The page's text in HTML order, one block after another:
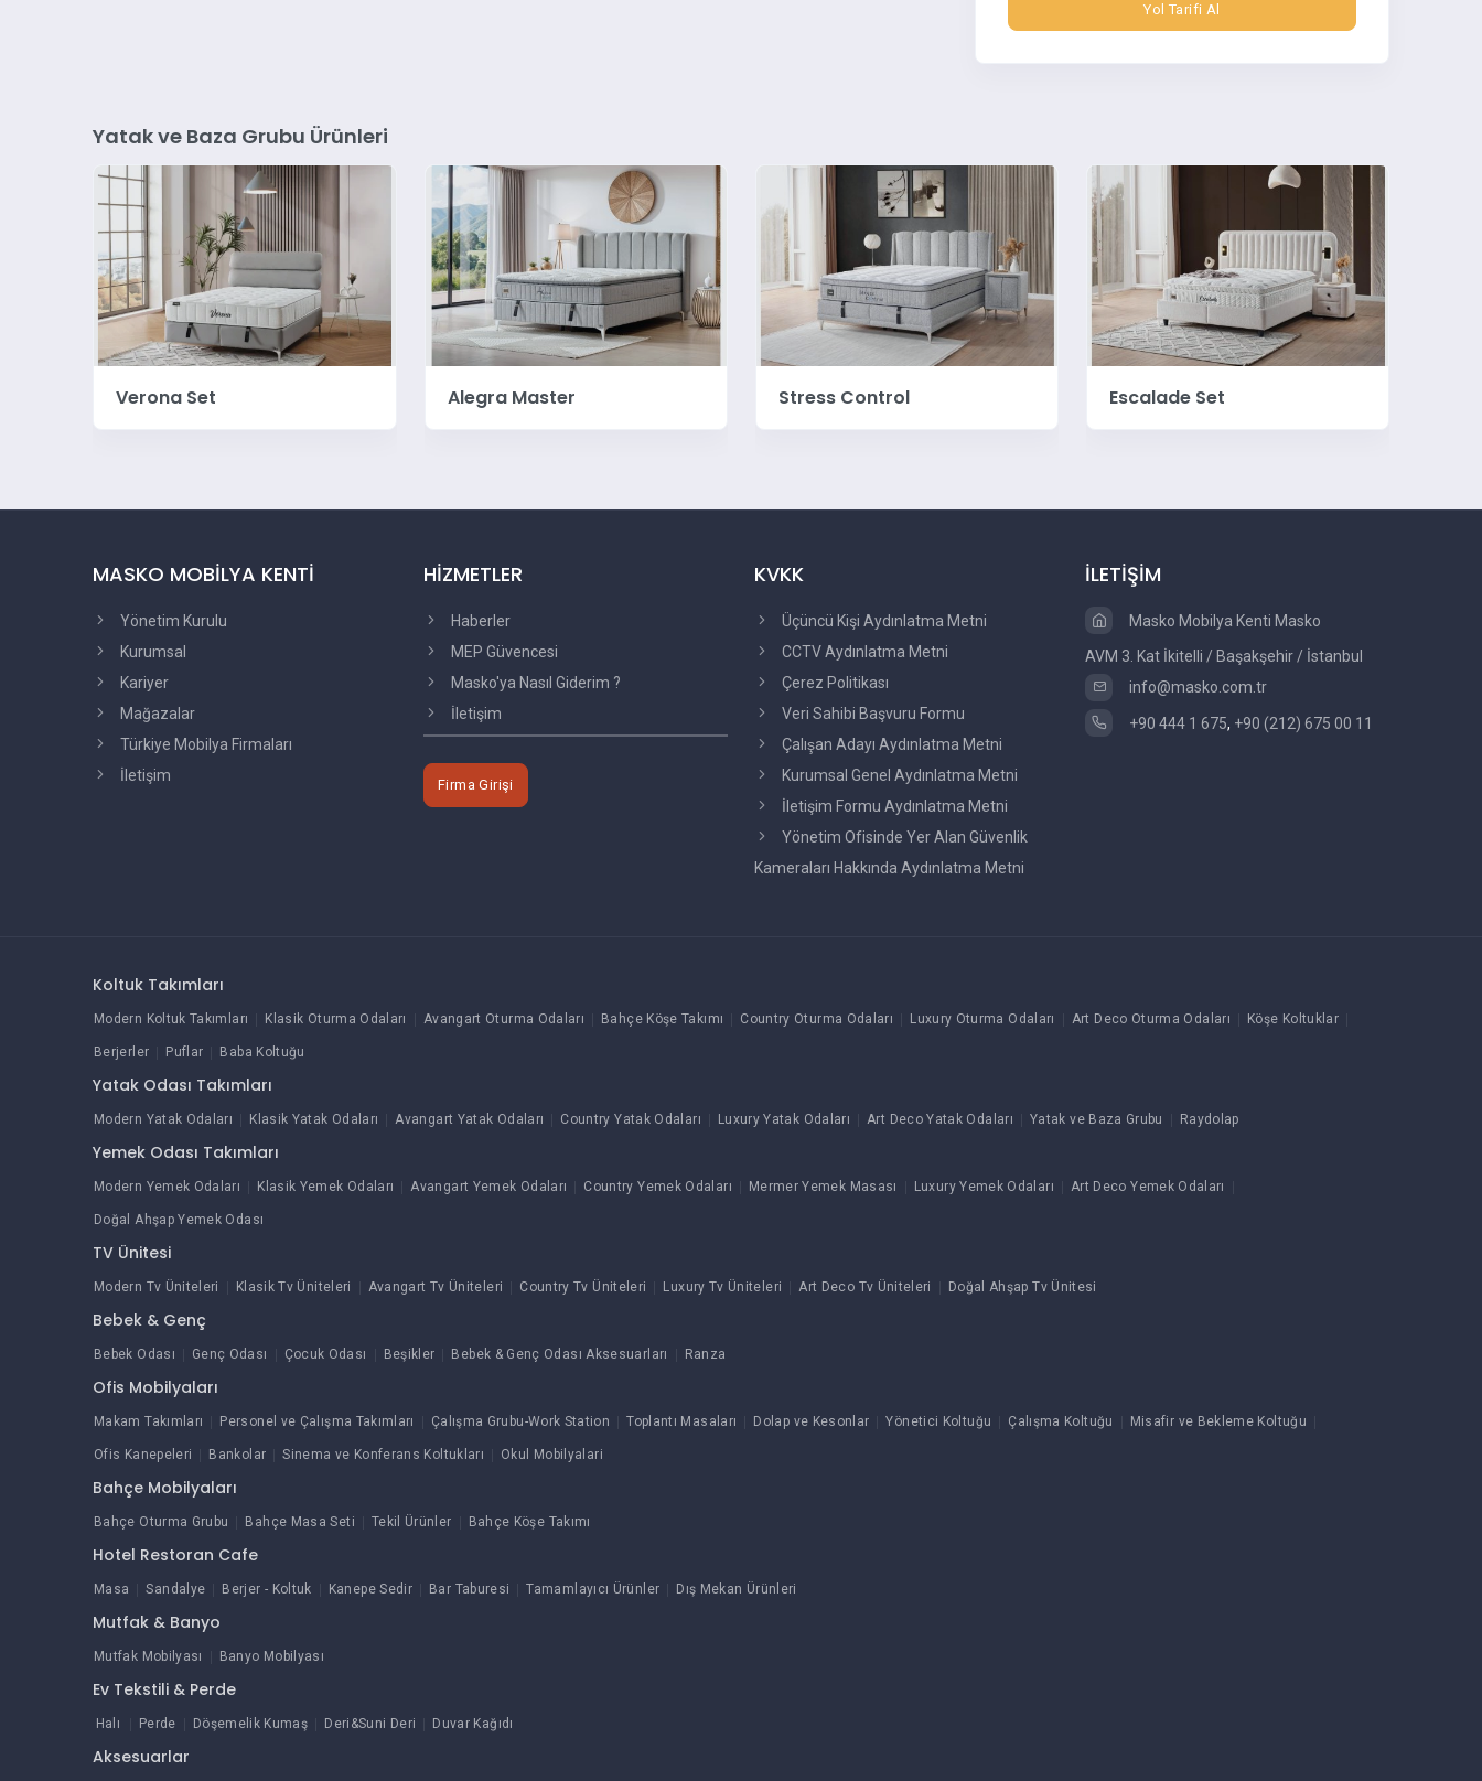
Yol Tarifi Al
Yatak ve Baza Grubu Ürünleri
Alegra Master Stress Control Escalade Set Starlight Set
MASKO MOBİLYA KENTİ
Yönetim Kurulu
Kurumsal
Kariyer
Mağazalar
Türkiye Mobilya Firmaları
İletişim
HİZMETLER
Haberler
MEP Güvencesi
Masko'ya Nasıl Giderim ?
İletişim
Firma Girişi
KVKK
Üçüncü Kişi Aydınlatma Metni
CCTV Aydınlatma Metni
Çerez Politikası
Veri Sahibi Başvuru Formu
Çalışan Adayı Aydınlatma Metni
Kurumsal Genel Aydınlatma Metni
İletişim Formu Aydınlatma Metni
Yönetim Ofisinde Yer Alan Güvenlik
Kameraları Hakkında Aydınlatma Metni
İLETİŞİM
Masko Mobilya Kenti Masko
AVM 3. Kat İkitelli / Başakşehir / İstanbul
info@masko.com.tr
+90 444 1 675, +90 (212) 675 00 11
Koltuk Takımları
Modern Koltuk Takımları Klasik Oturma Odaları Avangart Oturma Odaları Bahçe Köşe Takımı Country Oturma Odaları Luxury Oturma Odaları Art Deco Oturma Odaları Köşe Koltuklar
Berjerler Puflar Baba Koltuğu
Yatak Odası Takımları
Modern Yatak Odaları Klasik Yatak Odaları Avangart Yatak Odaları Country Yatak Odaları Luxury Yatak Odaları Art Deco Yatak Odaları Yatak ve Baza Grubu Raydolap
Yemek Odası Takımları
Modern Yemek Odaları Klasik Yemek Odaları Avangart Yemek Odaları Country Yemek Odaları Mermer Yemek Masası Luxury Yemek Odaları Art Deco Yemek Odaları
Doğal Ahşap Yemek Odası
TV Ünitesi
Modern Tv Üniteleri Klasik Tv Üniteleri Avangart Tv Üniteleri Country Tv Üniteleri Luxury Tv Üniteleri Art Deco Tv Üniteleri Doğal Ahşap Tv Ünitesi
Bebek & Genç
Bebek Odası Genç Odası Çocuk Odası Beşikler Bebek & Genç Odası Aksesuarları Ranza
Ofis Mobilyaları
Makam Takımları Personel ve Çalışma Takımları Çalışma Grubu-Work Station Toplantı Masaları Dolap ve Kesonlar Yönetici Koltuğu Çalışma Koltuğu Misafir ve Bekleme Koltuğu
Ofis Kanepeleri Bankolar Sinema ve Konferans Koltukları Okul Mobilyalari
Bahçe Mobilyaları
Bahçe Oturma Grubu Bahçe Masa Seti Tekil Ürünler Bahçe Köşe Takımı
Hotel Restoran Cafe
Masa Sandalye Berjer - Koltuk Kanepe Sedir Bar Taburesi Tamamlayıcı Ürünler Dış Mekan Ürünleri
Mutfak & Banyo
Mutfak Mobilyası Banyo Mobilyası
Ev Tekstili & Perde
Halı Perde Döşemelik Kumaş Deri&Suni Deri Duvar Kağıdı
Aksesuarlar